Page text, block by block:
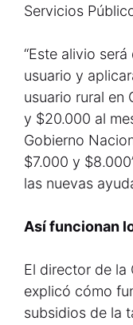
Servicios
“Este alivio
usuario y
usuario rural en
y $20.000 al
Gobierno
$7.000 y
las nuevas
Así funcionan
El director de la
explicó cómo
subsidios de la